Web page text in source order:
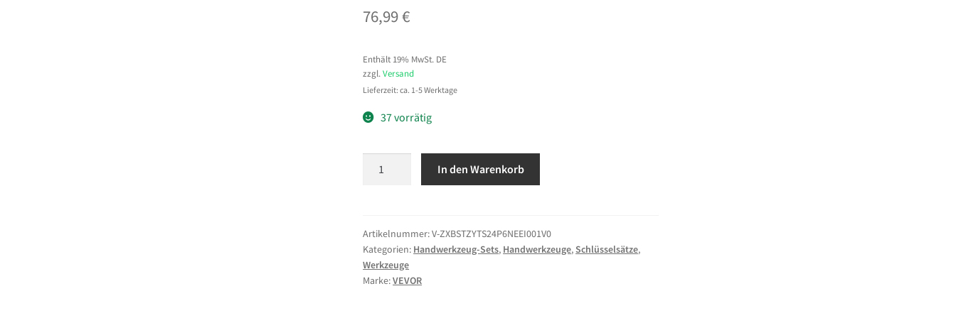
76,99€
Enthält 19% MwSt. DE
zzgl.Versand
Lieferzeit: ca. 1-5 Werktage
37 vorrätig
tlg.
Metrisch
SAE
72
In den Warenkorb
Artikelnummer:V-ZXBSTZYTS24P6NEEI001V0
Kategorien: Handwerkzeug-Sets, Handwerkzeuge,Schlüsselsätze,
Werkzeuge
Marke:VEVOR